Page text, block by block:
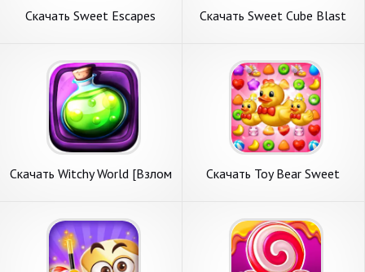
Скачать Sweet Escapes
Скачать Sweet Cube Blast
Скачать Witchy World [Взлом
Скачать Toy Bear Sweet
на Андроид